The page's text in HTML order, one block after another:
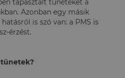
tapasztalt tüneteket a
Azonban egy másik
is szó van: a PMS is
érzést.